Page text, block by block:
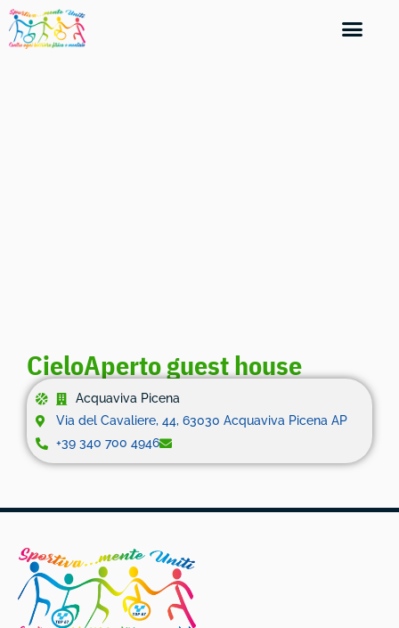
CieloAperto guest house
Acquaviva Picena
Via del Cavaliere, 44, 63030 Acquaviva Picena AP
+39 340 700 4946